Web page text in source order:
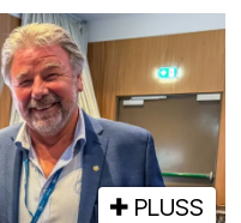
PLUSS